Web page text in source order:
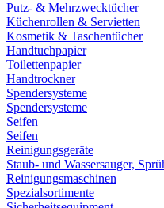
Putz- & Mehrzwecktücher
Küchenrollen & Servietten
Kosmetik & Taschentücher
Handtuchpapier
Toilettenpapier
Handtrockner
Spendersysteme
Spendersysteme
Seifen
Seifen
Reinigungsgeräte
Staub- und Wassersauger,
Reinigungsmaschinen
Spezialsortimente